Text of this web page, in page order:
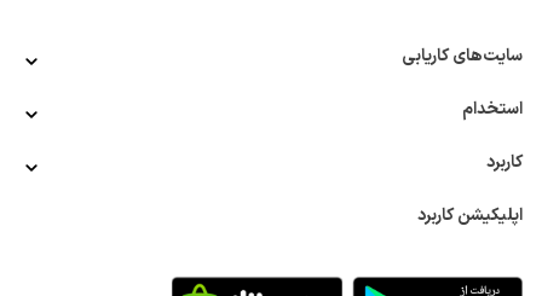
سایت‌های کاریابی
استخدام
کاربرد
اپلیکیشن کاربرد